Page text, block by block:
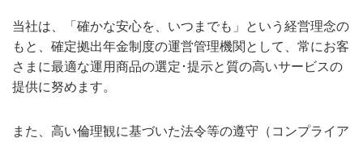
当社は、「確かな安心を、いつまでも」という経営理念の
もと、確定拠出年金制度の運営管理機関として、常にお客
さまに最適な運用商品の選定･提示と質の高いサービスの
提供に努めます。
また、高い倫理観に基づいた法令等の遵守（コンプライア